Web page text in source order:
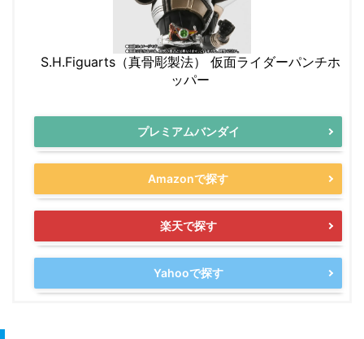
S.H.Figuarts（真骨彫製法） 仮面ライダーパンチホ
ッパー
プレミアムバンダイ
Amazonで探す
楽天で探す
Yahooで探す